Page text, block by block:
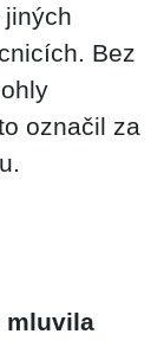
Bez
označil za
mluvila